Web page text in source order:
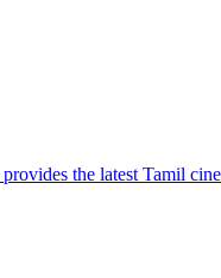
the latest Tamil